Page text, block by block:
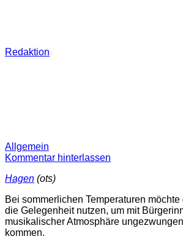
Redaktion
Allgemein
Kommentar hinterlassen
Hagen (ots)
Bei sommerlichen Temperaturen
die Gelegenheit nutzen, um mit
musikalischer Atmosphäre
kommen.